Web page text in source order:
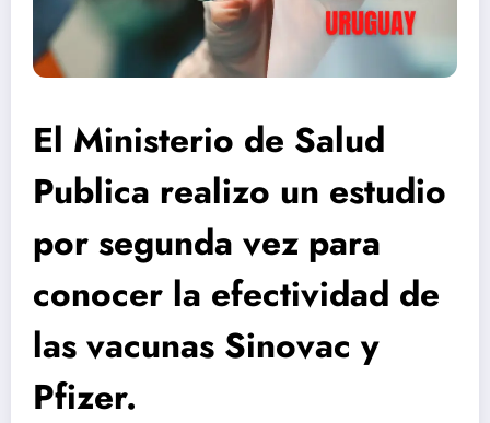
El Ministerio de Salud
Publica realizo un estudio
por segunda vez para
conocer la efectividad de
las vacunas Sinovac y
Pfizer.